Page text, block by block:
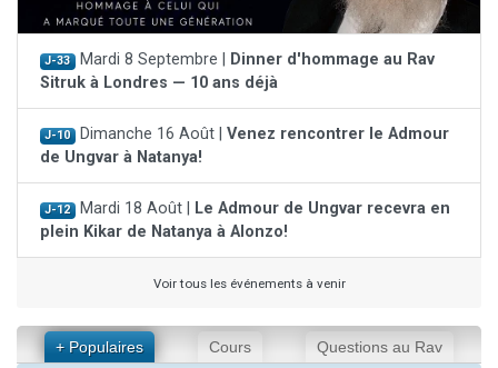
J-33 Mardi 8 Septembre | Dinner d'hommage au Rav
Sitruk à Londres — 10 ans déjà
J-10 Dimanche 16 Août | Venez rencontrer le Admour
de Ungvar à Natanya!
J-12 Mardi 18 Août | Le Admour de Ungvar recevra en
plein Kikar de Natanya à Alonzo!
Voir tous les événements à venir
+ Populaires Cours Questions au Rav